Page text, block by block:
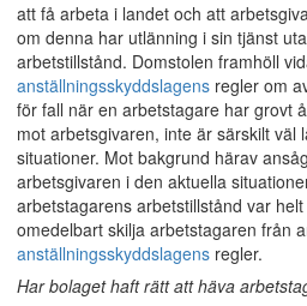
att få arbeta i landet och att
om denna har utlänning i sin tjänst
arbetstillstånd. Domstolen framhöll
anställningsskyddslagens regler om
för fall när en arbetstagare har grovt
mot arbetsgivaren, inte är särskilt väl
situationer. Mot bakgrund härav
arbetsgivaren i den aktuella
arbetstagarens arbetstillstånd var
omedelbart skilja arbetstagaren från
anställningsskyddslagens regler.
Har bolaget haft rätt att häva